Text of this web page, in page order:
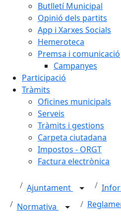
Butlletí Municipal
Opinió dels partits
App i Xarxes Socials
Hemeroteca
Premsa i comunicació
Campanyes
Participació
Tràmits
Oficines municipals
Serveis
Tràmits i gestions
Carpeta ciutadana
Impostos - ORGT
Factura electrònica
Ajuntament
Normativa